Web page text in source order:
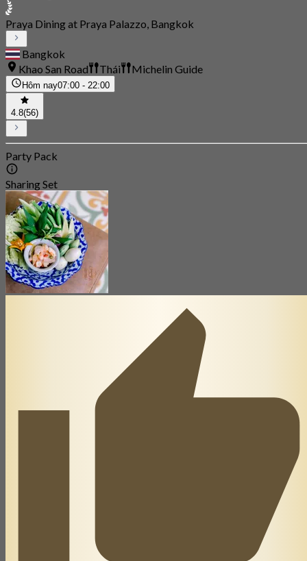
Praya Dining at Praya Palazzo, Bangkok
Bangkok
Khao San Road
Thái Michelin Guide
Hôm nay07:00 - 22:00
4.8(56)
Party Pack
Sharing Set